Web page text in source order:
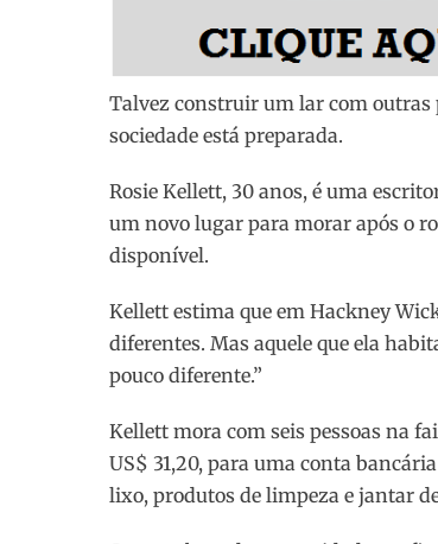
Talvez construir um lar com outras
sociedade está preparada.
Rosie Kellett, 30 anos, é uma
um novo lugar para morar após o
disponível.
Kellett estima que em Hackney
diferentes. Mas aquele que ela
pouco diferente.”
Kellett mora com seis pessoas na
US$ 31,20, para uma conta
lixo, produtos de limpeza e jantar